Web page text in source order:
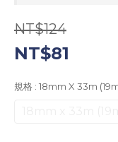
NT$124
NT$81
規格 : 18mm X 33m